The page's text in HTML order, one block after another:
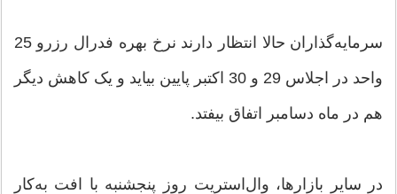
سرمایه‌گذاران حالا انتظار دارند نرخ بهره فدرال رزرو 25
واحد در اجلاس 29 و 30 اکتبر پایین بیاید و یک کاهش دیگر
هم در ماه دسامبر اتفاق بیفتد.
در سایر بازارها، وال‌استریت روز پنجشنبه با افت به‌کار